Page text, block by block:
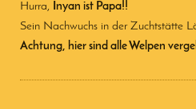
Hurra, Inyan ist Papa!!
Sein Nachwuchs in der Zuchtstätte
Achtung, hier sind alle Welpen